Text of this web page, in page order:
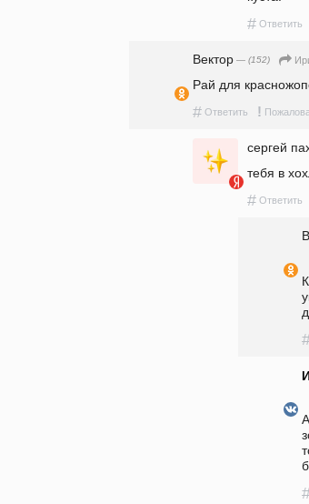
# Ответить
Вектор — (152)
Рай для
# Ответить !
сергей
тебя в
# Ответить